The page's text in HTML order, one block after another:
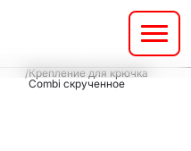
Крепление для крючка
Combi скрученное